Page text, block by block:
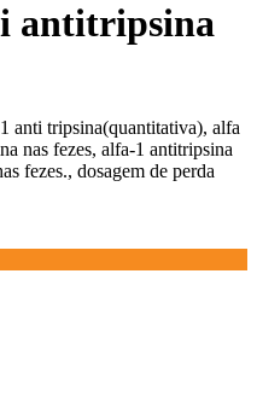
i antitripsina
anti tripsina(quantitativa), alfa
nas fezes, alfa-1 antitripsina
fezes., dosagem de perda